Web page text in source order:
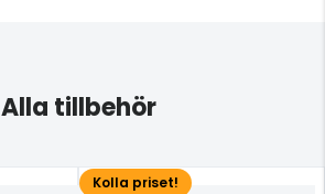
Alla tillbehör
Kolla priset!